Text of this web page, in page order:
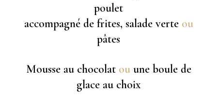
poulet
accompagné de frites, salade verte ou
pâtes
Mousse au chocolat ou une boule de
glace au choix